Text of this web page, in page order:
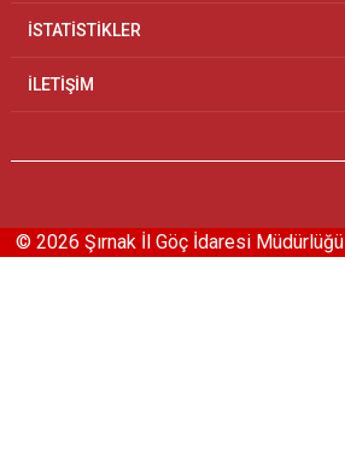
İSTATİSTİKLER
İLETİŞİM
© 2026 Şırnak İl Göç İdaresi Müdürlüğü